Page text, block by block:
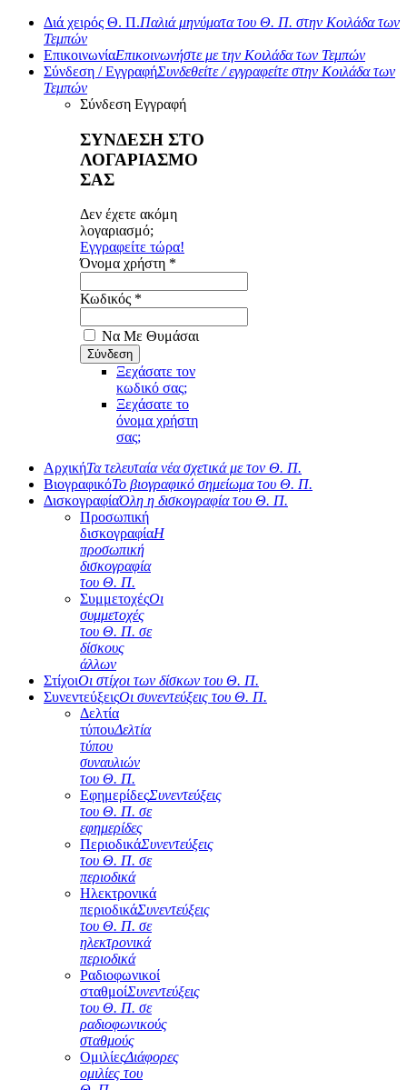
Διά χειρός Θ. Π.Παλιά μηνύματα του Θ. Π. στην Κοιλάδα των
Τεμπών
ΕπικοινωνίαΕπικοινωνήστε με την Κοιλάδα των Τεμπών
Σύνδεση / ΕγγραφήΣυνδεθείτε / εγγραφείτε στην Κοιλάδα των
Τεμπών
Σύνδεση Εγγραφή
ΣΥΝΔΕΣΗ ΣΤΟ
ΛΟΓΑΡΙΑΣΜΟ
ΣΑΣ
Δεν έχετε ακόμη
λογαριασμό;
Εγγραφείτε τώρα!
Όνομα χρήστη *
Κωδικός *
Να Με Θυμάσαι
Ξεχάσατε τον
κωδικό σας;
Ξεχάσατε το
όνομα χρήστη
σας;
ΑρχικήΤα τελευταία νέα σχετικά με τον Θ. Π.
ΒιογραφικόΤο βιογραφικό σημείωμα του Θ. Π.
ΔισκογραφίαΌλη η δισκογραφία του Θ. Π.
Προσωπική
δισκογραφίαΗ
προσωπική
δισκογραφία
του Θ. Π.
ΣυμμετοχέςΟι
συμμετοχές
του Θ. Π. σε
δίσκους
άλλων
ΣτίχοιΟι στίχοι των δίσκων του Θ. Π.
ΣυνεντεύξειςΟι συνεντεύξεις του Θ. Π.
Δελτία
τύπουΔελτία
τύπου
συναυλιών
του Θ. Π.
ΕφημερίδεςΣυνεντεύξεις
του Θ. Π. σε
εφημερίδες
ΠεριοδικάΣυνεντεύξεις
του Θ. Π. σε
περιοδικά
Ηλεκτρονικά
περιοδικάΣυνεντεύξεις
του Θ. Π. σε
ηλεκτρονικά
περιοδικά
Ραδιοφωνικοί
σταθμοίΣυνεντεύξεις
του Θ. Π. σε
ραδιοφωνικούς
σταθμούς
ΟμιλίεςΔιάφορες
ομιλίες του